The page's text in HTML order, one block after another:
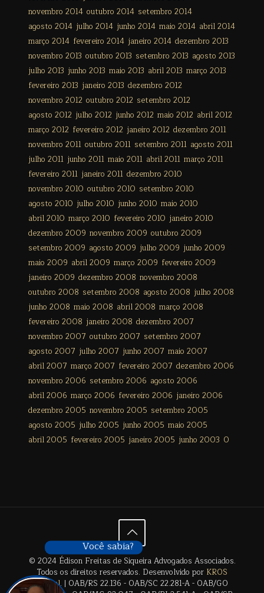
novembro 2014 outubro 2014 setembro 2014
agosto 2014 julho 2014 junho 2014 maio 2014 abril 2014
março 2014 fevereiro 2014 janeiro 2014 dezembro 2013
novembro 2013 outubro 2013 setembro 2013 agosto 2013
julho 2013 junho 2013 maio 2013 abril 2013 março 2013
fevereiro 2013 janeiro 2013 dezembro 2012
novembro 2012 outubro 2012 setembro 2012
agosto 2012 julho 2012 junho 2012 maio 2012 abril 2012
março 2012 fevereiro 2012 janeiro 2012 dezembro 2011
novembro 2011 outubro 2011 setembro 2011 agosto 2011
julho 2011 junho 2011 maio 2011 abril 2011 março 2011
fevereiro 2011 janeiro 2011 dezembro 2010
novembro 2010 outubro 2010 setembro 2010
agosto 2010 julho 2010 junho 2010 maio 2010
abril 2010 março 2010 fevereiro 2010 janeiro 2010
dezembro 2009 novembro 2009 outubro 2009
setembro 2009 agosto 2009 julho 2009 junho 2009
maio 2009 abril 2009 março 2009 fevereiro 2009
janeiro 2009 dezembro 2008 novembro 2008
outubro 2008 setembro 2008 agosto 2008 julho 2008
junho 2008 maio 2008 abril 2008 março 2008
fevereiro 2008 janeiro 2008 dezembro 2007
novembro 2007 outubro 2007 setembro 2007
agosto 2007 julho 2007 junho 2007 maio 2007
abril 2007 março 2007 fevereiro 2007 dezembro 2006
novembro 2006 setembro 2006 agosto 2006
abril 2006 março 2006 fevereiro 2006 janeiro 2006
dezembro 2005 novembro 2005 setembro 2005
agosto 2005 julho 2005 junho 2005 maio 2005
abril 2005 fevereiro 2005 janeiro 2005 junho 2003 0
© 2024 Édison Freitas de Siqueira Advogados Associados.
Todos os direitos reservados. Desenvolvido por KROS
Digital. | OAB/RS 22.136 - OAB/SC 22.281-A - OAB/GO
Você sabia?